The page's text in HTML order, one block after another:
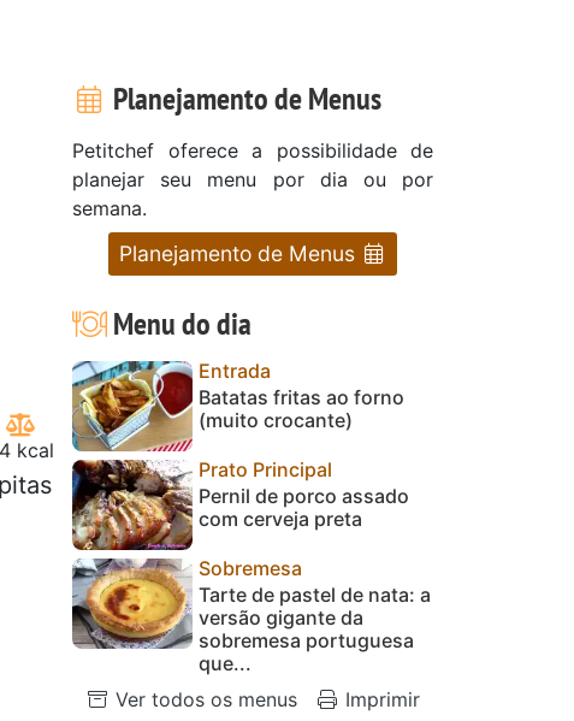
kcal
Planejamento de Menus
Petitchef oferece a possibilidade de
planejar seu menu por dia ou por
semana.
Planejamento de Menus
Menu do dia
Entrada
Batatas fritas ao forno
(muito crocante)
Prato Principal
Pernil de porco assado
com cerveja preta
Sobremesa
Tarte de pastel de nata: a
versão gigante da
sobremesa portuguesa
que...
Ver todos os menus
Imprimir